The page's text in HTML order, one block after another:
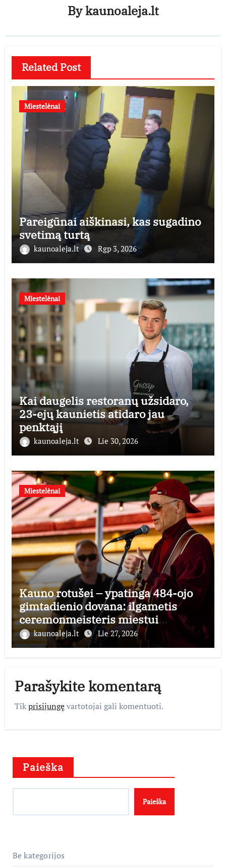
Bykaunoaleja.lt
Related Post
Miestelėnai
Pareigūnai aiškinasi, kas sugadino
svetimą turtą
kaunoaleja.lt Rgp 3, 2026
Miestelėnai
Kai daugelis restoranų užsidaro,
23-ejų kaunietis atidaro jau
penktąjį
kaunoaleja.lt Lie 30, 2026
Miestelėnai
Kauno rotušei – ypatinga 484-ojo
gimtadienio dovana: ilgametis
ceremonmeisteris miestui
perduoda dešimtmečius kauptą
istorijos kolekciją
kaunoaleja.lt Lie 27, 2026
Parašykite komentarą
Tikprisijungęvartotojai gali komentuoti.
Paieška
Paieška
Be kategorijos